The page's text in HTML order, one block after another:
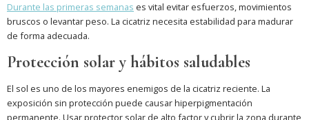
Durante las primeras semanas es vital evitar esfuerzos, movimientos
bruscos o levantar peso. La cicatriz necesita estabilidad para madurar
de forma adecuada.
Protección solar y hábitos saludables
El sol es uno de los mayores enemigos de la cicatriz reciente. La
exposición sin protección puede causar hiperpigmentación
permanente. Usar protector solar de alto factor y cubrir la zona durante